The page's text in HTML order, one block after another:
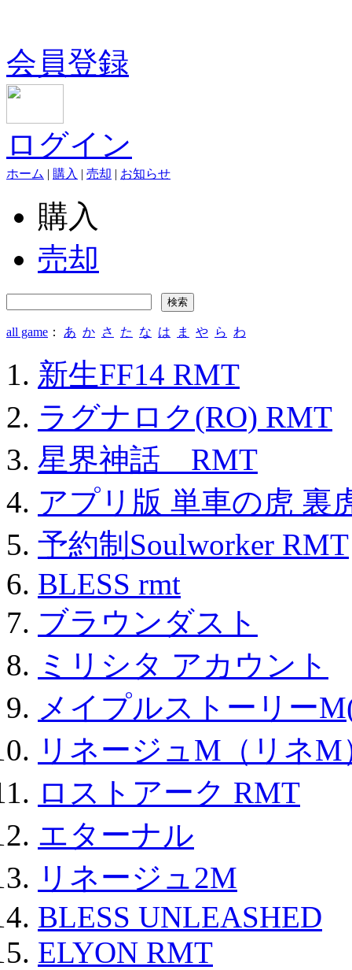
会員登録
ログイン
ホーム | 購入 | 売却 | お知らせ
購入
売却
all game ： あ か さ た な は ま や ら わ
新生FF14 RMT
ラグナロク(RO) RMT
星界神話 RMT
アプリ版 単車の虎 裏
予約制Soulworker RMT
BLESS rmt
ブラウンダスト
ミリシタ アカウント
メイプルストーリー
リネージュM（リネM
ロストアーク RMT
エターナル
リネージュ2M
BLESS UNLEASHED
ELYON RMT